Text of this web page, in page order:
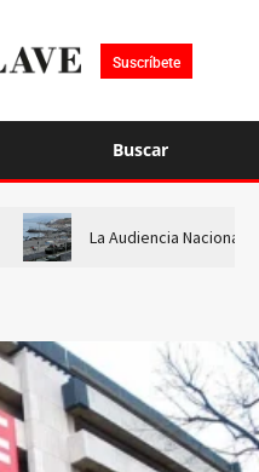
Suscríbete
Buscar
La Audiencia Nacional